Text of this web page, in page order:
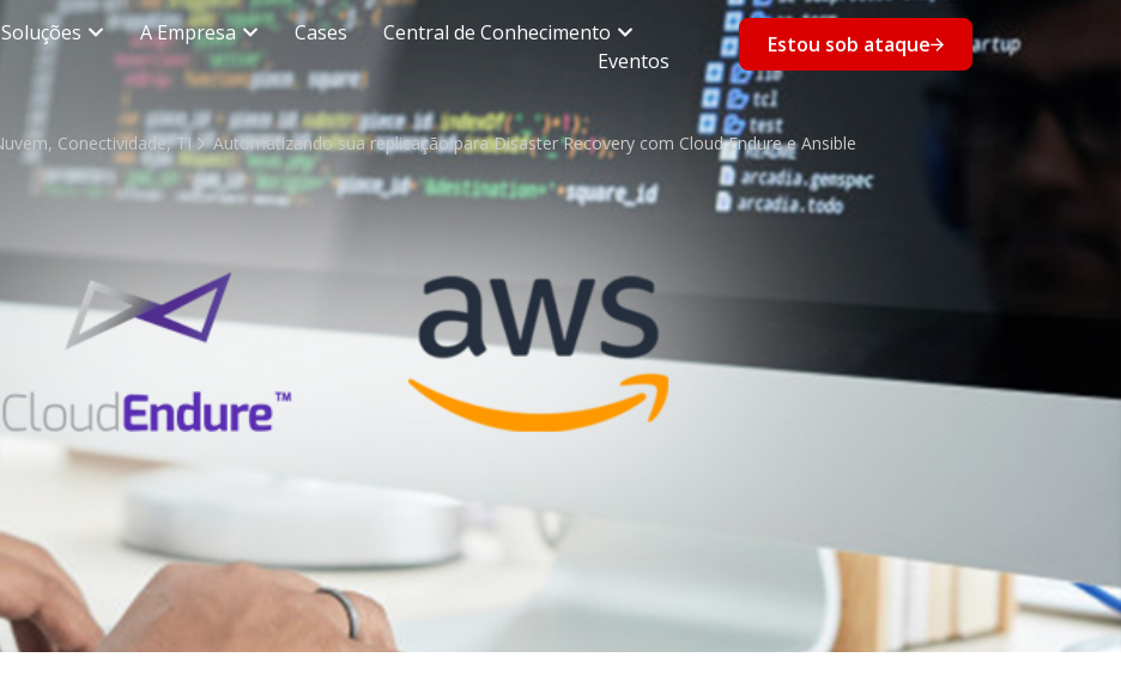
Soluções A Empresa Cases
Central de Conhecimento
Eventos
Estou sob ataque
, Conectividade,TI Automatizando sua replicação para Disaster Recovery com Cloud Endure e Ansible